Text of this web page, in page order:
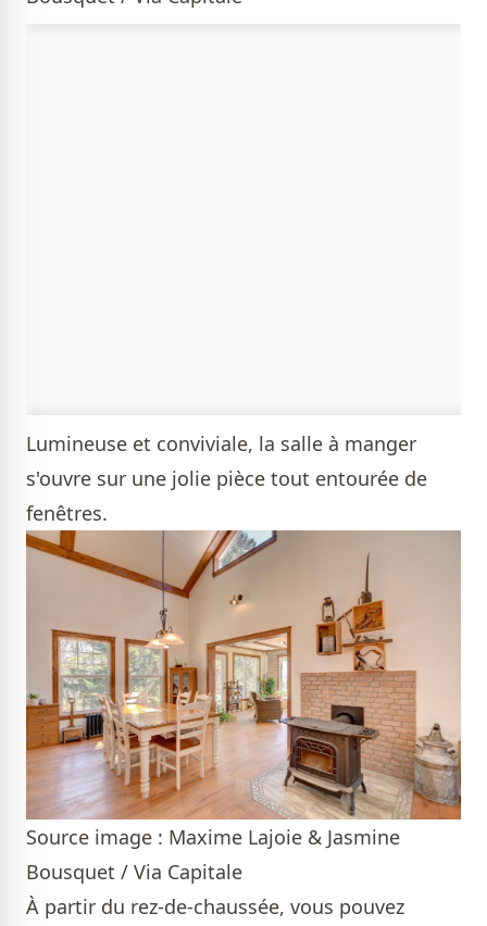
Lumineuse et conviviale, la salle à manger
s'ouvre sur une jolie pièce tout entourée de
fenêtres.
Source image : Maxime Lajoie & Jasmine
Bousquet / Via Capitale
À partir du rez-de-chaussée, vous pouvez